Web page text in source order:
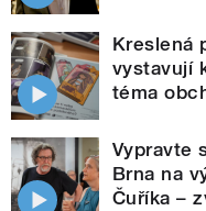
Kreslená
vystavují
téma
Vypravte
Brna na
Čuříka –